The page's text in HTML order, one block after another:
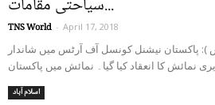
سیاحتی مقامات...
TNS World - April 17, 2018
(ٹی این ایس ): پاکستان نیشنل کونسل آف آرٹس میں شاندار
اسلام آباد